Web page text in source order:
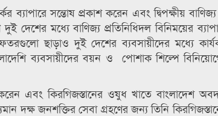
ব্যাপারে সন্তোষ প্রকাশ করেন এবং দ্বিপক্ষীয়
দেশের মধ্যে বাণিজ্য প্রতিনিধিদল বিনিময়ের
ছাড়াও দুই দেশের ব্যবসায়ীদের মধ্যে
ব্যবসায়ীদের বয়ন ও পোশাক শিল্পে
এবং কিরগিজস্তানের ওষুধ খাতে বাংলাদেশ
দক্ষ জনশক্তির সেবা গ্রহণের জন্য তিনি